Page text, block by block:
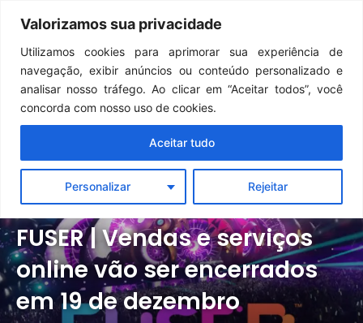
Valorizamos sua privacidade
Utilizamos cookies para aprimorar sua experiência de
navegação, exibir anúncios ou conteúdo personalizado e
analisar nosso tráfego. Ao clicar em “Aceitar todos”, você
concorda com nosso uso de cookies.
Personalizar Rejeitar
Aceitar tudo
Menu
Notícias PC PlayStation Switch Xbox
FUSER | Vendas e serviços
online vão ser encerrados
em 19 de dezembro